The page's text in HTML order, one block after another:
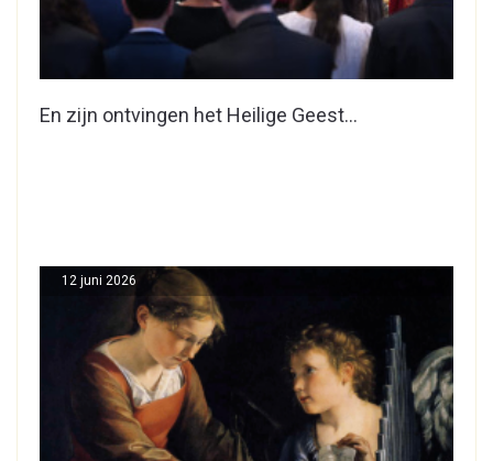
En zijn ontvingen het Heilige Geest…
12 juni 2026